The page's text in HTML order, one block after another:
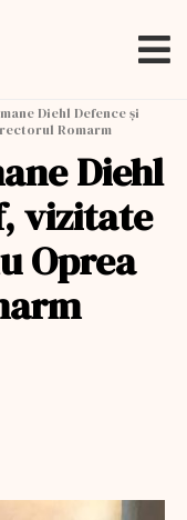
Diehl Defence şi
Romarm
Diehl
vizitate
Oprea